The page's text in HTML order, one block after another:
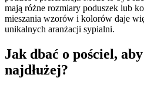
mają różne rozmiary poduszek lub
mieszania wzorów i kolorów daje
unikalnych aranżacji sypialni.
Jak dbać o pościel, aby
najdłużej?